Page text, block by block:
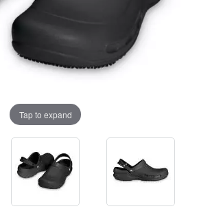
Tap to expand